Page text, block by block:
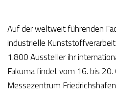
Auf der weltweit führenden
industrielle
1.800 Aussteller ihr
Fakuma findet vom 16. bis
Messezentrum